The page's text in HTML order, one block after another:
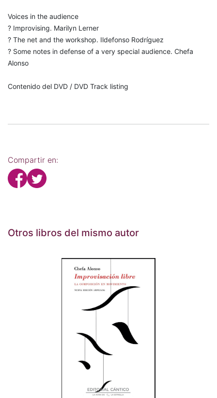
Voices in the audience
? Improvising. Marilyn Lerner
? The net and the workshop. Ildefonso Rodríguez
? Some notes in defense of a very special audience. Chefa
Alonso
Contenido del DVD / DVD Track listing
Compartir en:
Otros libros del mismo autor